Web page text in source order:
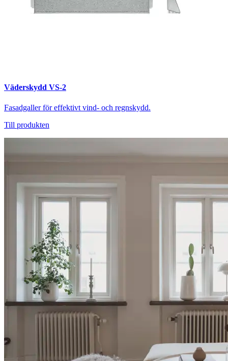
Väderskydd VS-2
Fasadgaller för effektivt vind- och regnskydd.
Till produkten